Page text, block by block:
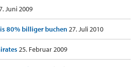
Juni 2009
80% billiger buchen27. Juli 2010
25. Februar 2009